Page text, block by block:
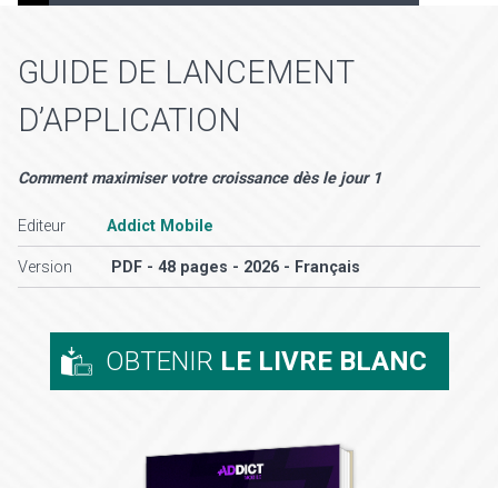
GUIDE DE LANCEMENT
D’APPLICATION
Comment maximiser votre croissance dès le jour 1
Editeur Addict Mobile
Version PDF - 48 pages - 2026 - Français
OBTENIR LE LIVRE BLANC